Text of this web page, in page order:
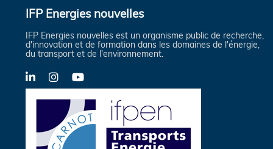
IFP Energies nouvelles
IFP Energies nouvelles est un organisme public de recherche,
d'innovation et de formation dans les domaines de l'énergie,
du transport et de l'environnement.
LinkedInInstagramYouTube